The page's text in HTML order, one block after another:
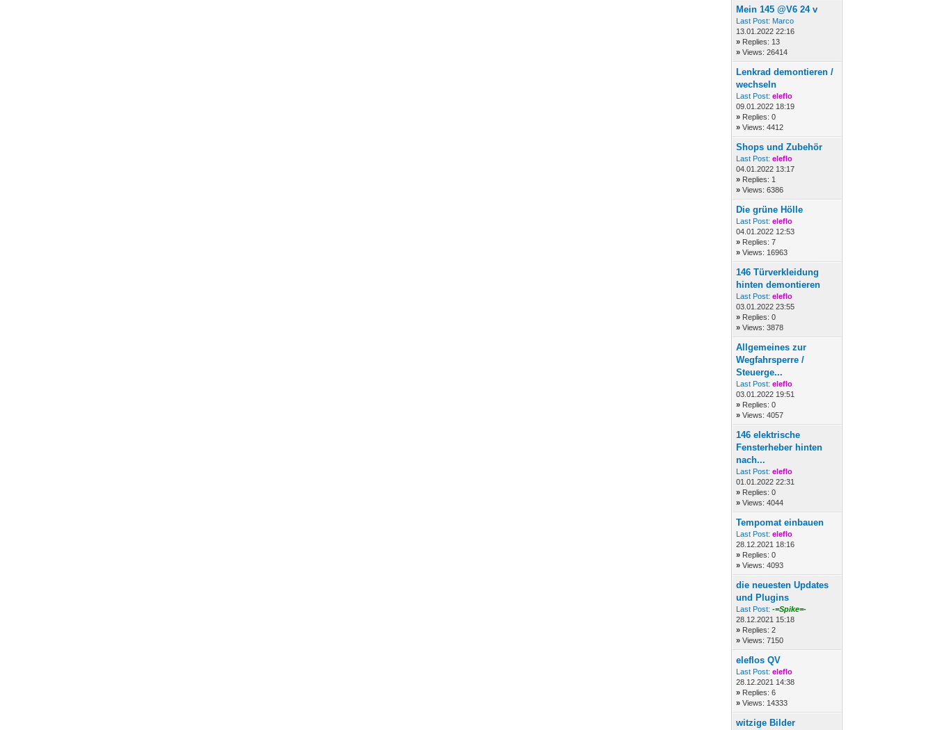
Mein 145 @V6 24 v
Last Post: Marco
13.01.2022 22:16
» Replies: 13
»Views: 26414
Lenkrad demontieren /
wechseln
Last Post: eleflo
09.01.2022 18:19
» Replies: 0
»Views: 4412
Shops und Zubehör
Last Post: eleflo
04.01.2022 13:17
» Replies: 1
»Views: 6386
Die grüne Hölle
Last Post: eleflo
04.01.2022 12:53
» Replies: 7
»Views: 16963
146 Türverkleidung
hinten demontieren
Last Post: eleflo
03.01.2022 23:55
» Replies: 0
»Views: 3878
Allgemeines zur
Wegfahrsperre /
Steuerge...
Last Post: eleflo
03.01.2022 19:51
» Replies: 0
»Views: 4057
146 elektrische
Fensterheber hinten
nach...
Last Post: eleflo
01.01.2022 22:31
» Replies: 0
»Views: 4044
Tempomat einbauen
Last Post: eleflo
28.12.2021 18:16
» Replies: 0
»Views: 4093
die neuesten Updates
und Plugins
Last Post: -=Spike=-
28.12.2021 15:18
» Replies: 2
»Views: 7150
eleflos QV
Last Post: eleflo
28.12.2021 14:38
» Replies: 6
»Views: 14333
witzige Bilder